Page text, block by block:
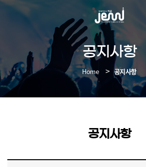
본
공지사항
Home 공지사항
공지사항